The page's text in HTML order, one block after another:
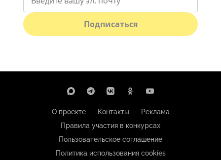
Подписаться
О проекте Контакты
Реклама
Правила участия в конкурсах
Пользовательское соглашение
Политика использования cookies